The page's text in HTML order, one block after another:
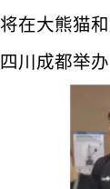
将在大熊猫
四川成都举办